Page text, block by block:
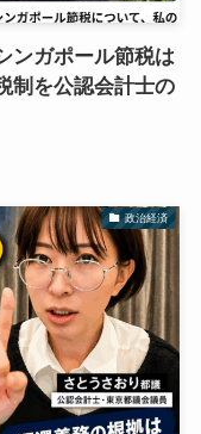
ンガポール節税は
制を公認会計士の
政治経済